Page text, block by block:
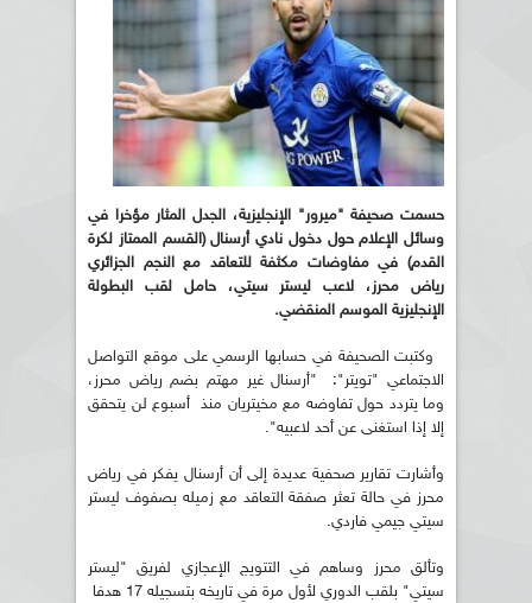
حسمت صحيفة "ميرور" الإنجليزية، الجدل المثار مؤخرا في
وسائل الإعلام حول دخول نادي أرسنال (القسم الممتاز لكرة
القدم) في مفاوضات مكثفة للتعاقد مع النجم الجزائري
رياض محرز، لاعب ليستر سيتي، حامل لقب البطولة
الإنجليزية الموسم المنقضي.
وكتبت الصحيفة في حسابها الرسمي على موقع التواصل
الاجتماعي "تويتر": "أرسنال غير مهتم بضم رياض محرز،
وما يتردد حول تفاوضه مع مخيتريان منذ أسبوع لن يتحقق
إلا إذا استغنى عن أحد لاعبيه".
وأشارت تقارير صحفية عديدة إلى أن أرسنال يفكر في رياض
محرز في حالة تعثر صفقة التعاقد مع زميله بصفوف ليستر
سيتي جيمي فاردي.
وتألق محرز وساهم في التتويج الإعجازي لفريق "ليستر
سيتي" بلقب الدوري لأول مرة في تاريخه بتسجيله 17 هدفا